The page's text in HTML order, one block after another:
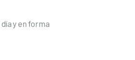
y en forma